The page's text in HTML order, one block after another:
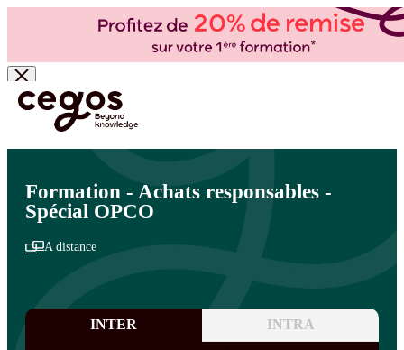
Skip to main content
Vous êtes ici : Accueil >Cegos, organisme de formation à Paris et en régions
OPCOMMERCE>Actions collectives
Formation - Achats responsables -
Spécial OPCO
A distance
INTER INTRA